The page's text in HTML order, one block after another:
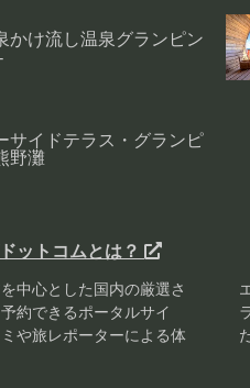
かけ流し温泉グランピン
サイドテラス・グランピ
野灘
ットコムとは？
中心とした国内の厳選さ
約できるポータルサイ
や旅レポーターによる体